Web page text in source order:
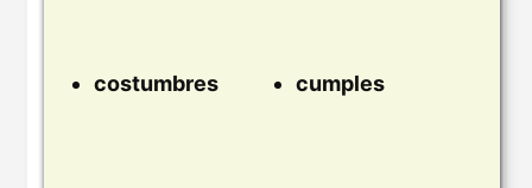
costumbres cumples